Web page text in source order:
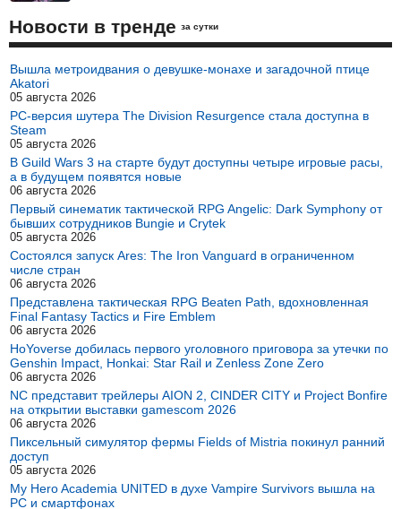
Новости в тренде за сутки
Вышла метроидвания о девушке-монахе и загадочной птице
Akatori
05 августа 2026
PC-версия шутера The Division Resurgence стала доступна в
Steam
05 августа 2026
В Guild Wars 3 на старте будут доступны четыре игровые расы,
а в будущем появятся новые
06 августа 2026
Первый синематик тактической RPG Angelic: Dark Symphony от
бывших сотрудников Bungie и Crytek
05 августа 2026
Состоялся запуск Ares: The Iron Vanguard в ограниченном
числе стран
06 августа 2026
Представлена тактическая RPG Beaten Path, вдохновленная
Final Fantasy Tactics и Fire Emblem
06 августа 2026
HoYoverse добилась первого уголовного приговора за утечки по
Genshin Impact, Honkai: Star Rail и Zenless Zone Zero
06 августа 2026
NC представит трейлеры AION 2, CINDER CITY и Project Bonfire
на открытии выставки gamescom 2026
06 августа 2026
Пиксельный симулятор фермы Fields of Mistria покинул ранний
доступ
05 августа 2026
My Hero Academia UNITED в духе Vampire Survivors вышла на
PC и смартфонах